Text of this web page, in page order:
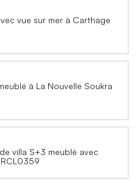
vue sur mer à Carthage
à La Nouvelle Soukra
villa S+3 meublé avec